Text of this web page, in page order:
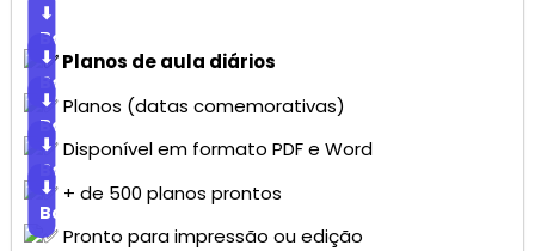
⬇
Baixar
Planos de aula diários
⬇
Baixar
Planos (datas comemorativas)
⬇
Baixar
Disponível em formato PDF e Word
⬇
Baixar
+ de 500 planos prontos
⬇
Baixar
Pronto para impressão ou edição